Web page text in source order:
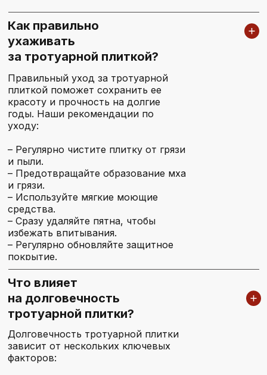
Как правильно
ухаживать
за тротуарной плиткой?
Правильный уход за тротуарной
плиткой поможет сохранить ее
красоту и прочность на долгие
годы. Наши рекомендации по
уходу:
– Регулярно чистите плитку от грязи
и пыли.
– Предотвращайте образование мха
и грязи.
– Используйте мягкие моющие
средства.
– Сразу удаляйте пятна, чтобы
избежать впитывания.
– Регулярно обновляйте защитное
покрытие.
Что влияет
на долговечность
тротуарной плитки?
Долговечность тротуарной плитки
зависит от нескольких ключевых
факторов:
Склад и производство
Московская область, Ногинский район
деревня Ново Зубцово
Telegram
WhatsApp
plitkazubcovo@yandex.ru